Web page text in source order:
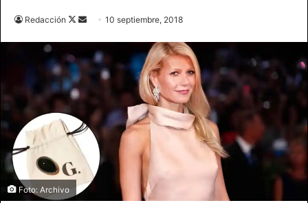
Redacción
Follow
Send
email
10 septiembre, 2018
Foto: Archivo